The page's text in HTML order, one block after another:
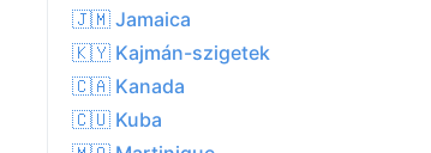
🇯🇲 Jamaica
🇰🇾 Kajmán-szigetek
🇨🇦 Kanada
🇨🇺 Kuba